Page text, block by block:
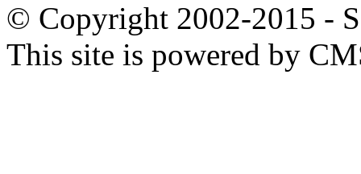
© Copyright 2002-2015 -
This site is powered by